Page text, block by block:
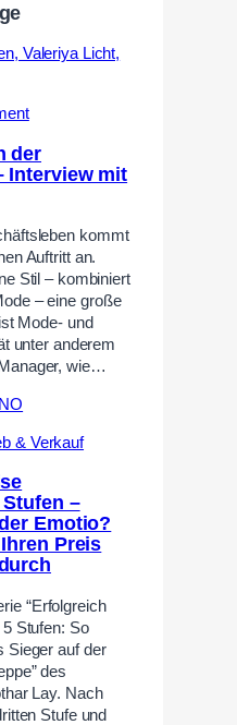
der
Interview mit
kommt
Auftritt an.
Stil – kombiniert
– eine große
Mode- und
unter anderem
wie…
& Verkauf
–
Emotio?
Preis
“Erfolgreich
Stufen: So
Sieger auf der
des
Lay. Nach
Stufe und